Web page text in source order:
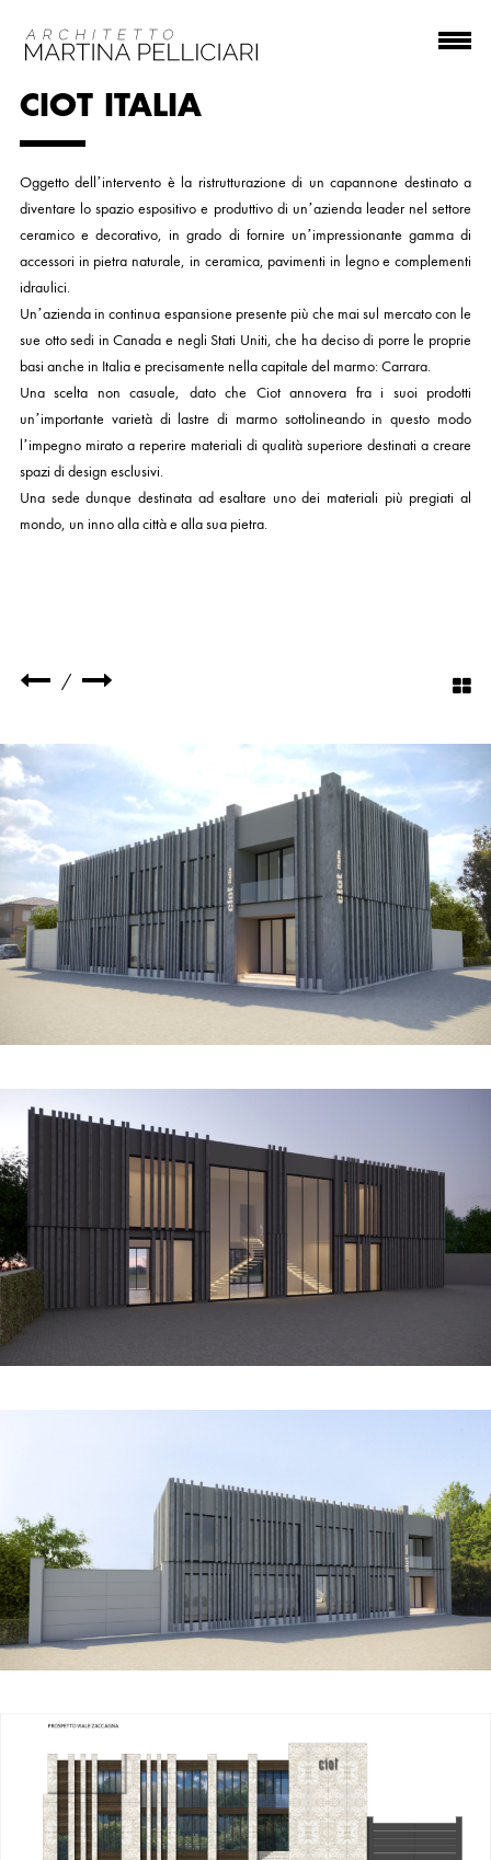
CIOT ITALIA
Oggetto dell’intervento è la ristrutturazione di un capannone destinato a
diventare lo spazio espositivo e produttivo di un’azienda leader nel settore
ceramico e decorativo, in grado di fornire un’impressionante gamma di
accessori in pietra naturale, in ceramica, pavimenti in legno e complementi
idraulici.
Un’azienda in continua espansione presente più che mai sul mercato con le
sue otto sedi in Canada e negli Stati Uniti, che ha deciso di porre le proprie
basi anche in Italia e precisamente nella capitale del marmo: Carrara.
Una scelta non casuale, dato che Ciot annovera fra i suoi prodotti
un’importante varietà di lastre di marmo sottolineando in questo modo
l’impegno mirato a reperire materiali di qualità superiore destinati a creare
spazi di design esclusivi.
Una sede dunque destinata ad esaltare uno dei materiali più pregiati al
mondo, un inno alla città e alla sua pietra.
/